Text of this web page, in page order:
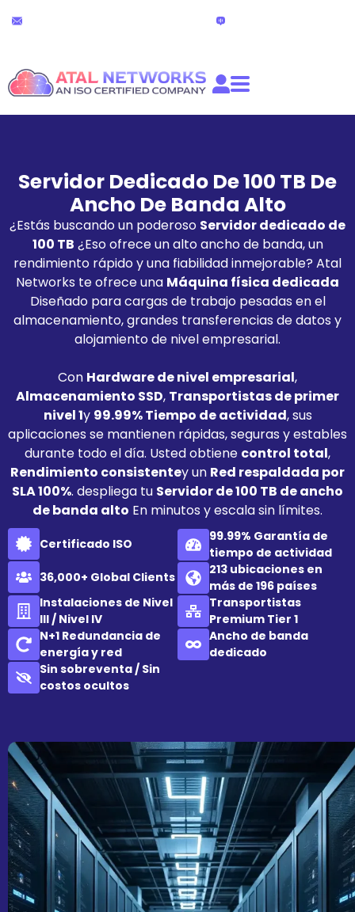
al
Servidor Dedicado De 100 TB De
Ancho De Banda Alto
¿Estás buscando un poderoso Servidor dedicado de
100 TB ¿Eso ofrece un alto ancho de banda, un
rendimiento rápido y una fiabilidad inmejorable? Atal
Networks te ofrece una Máquina física dedicada
Diseñado para cargas de trabajo pesadas en el
almacenamiento, grandes transferencias de datos y
alojamiento de nivel empresarial.
Con Hardware de nivel empresarial,
Almacenamiento SSD, Transportistas de primer
nivel 1y 99.99% Tiempo de actividad, sus
aplicaciones se mantienen rápidas, seguras y estables
durante todo el día. Usted obtiene control total,
Rendimiento consistentey un Red respaldada por
SLA 100%. despliega tu Servidor de 100 TB de ancho
de banda alto En minutos y escala sin límites.
Certificado ISO
99.99% Garantía de
tiempo de actividad
36,000+ Global Clients
213 ubicaciones en
más de 196 países
Instalaciones de Nivel
III / Nivel IV
Transportistas
Premium Tier 1
N+1 Redundancia de
energía y red
Ancho de banda
dedicado
Sin sobreventa / Sin
costos ocultos